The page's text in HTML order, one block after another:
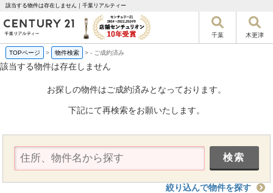
該当する物件は存在しません｜千葉リアルティー
千葉 木更津
TOPページ > 物件検索 >- ご成約済み
該当する物件は存在しません
お探しの物件はご成約済みとなっております。
下記にて再検索をお願いたします。
絞り込んで物件を探す